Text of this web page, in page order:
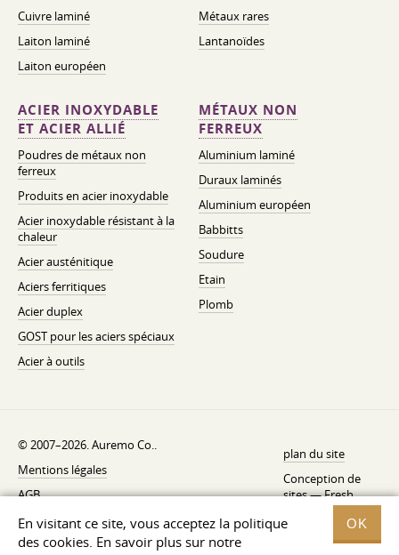
En visitant ce site, vous acceptez la politique
des cookies. En savoir plus sur notre
OK
Cuivre laminé
Laiton laminé
Laiton européen
Métaux rares
Lantanoïdes
ACIER INOXYDABLE
ET ACIER ALLIÉ
Poudres de métaux non
ferreux
Produits en acier inoxydable
Acier inoxydable résistant à la
chaleur
Acier austénitique
Aciers ferritiques
Acier duplex
GOST pour les aciers spéciaux
Acier à outils
MÉTAUX NON
FERREUX
Aluminium laminé
Duraux laminés
Aluminium européen
Babbitts
Soudure
Etain
Plomb
© 2007–2026. Auremo Co..
Mentions légales
AGB
Politique de rétractation
Politique de confidentialité
plan du site
Conception de
sites —Fresh